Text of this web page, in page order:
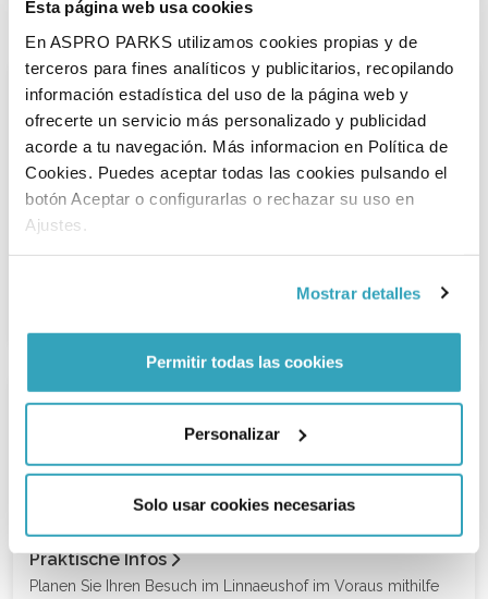
Esta página web usa cookies
En ASPRO PARKS utilizamos cookies propias y de
terceros para fines analíticos y publicitarios, recopilando
información estadística del uso de la página web y
ofrecerte un servicio más personalizado y publicidad
acorde a tu navegación. Más informacion en Política de
Cookies. Puedes aceptar todas las cookies pulsando el
botón Aceptar o configurarlas o rechazar su uso en
Ajustes.
Mostrar detalles
Permitir todas las cookies
Personalizar
Solo usar cookies necesarias
Auch interessant
Unterhaltung. Sehen Sie sich hier an, was man im
Praktische Infos
Planen Sie Ihren Besuch im Linnaeushof im Voraus mithilfe